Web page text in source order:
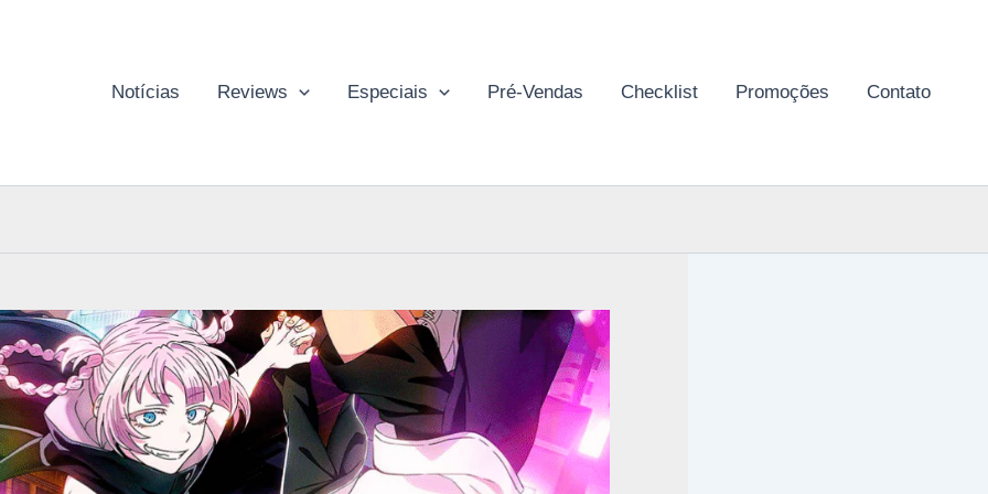
Notícias Reviews Especiais Pré-Vendas Checklist Promoções Contato